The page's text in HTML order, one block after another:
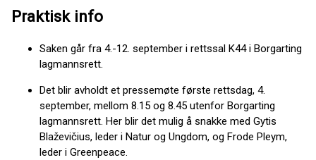
Praktisk info
Saken går fra 4.-12. september i rettssal K44 i Borgarting
lagmannsrett.
Det blir avholdt et pressemøte første rettsdag, 4.
september, mellom 8.15 og 8.45 utenfor Borgarting
lagmannsrett. Her blir det mulig å snakke med Gytis
Blaževičius, leder i Natur og Ungdom, og Frode Pleym,
leder i Greenpeace.